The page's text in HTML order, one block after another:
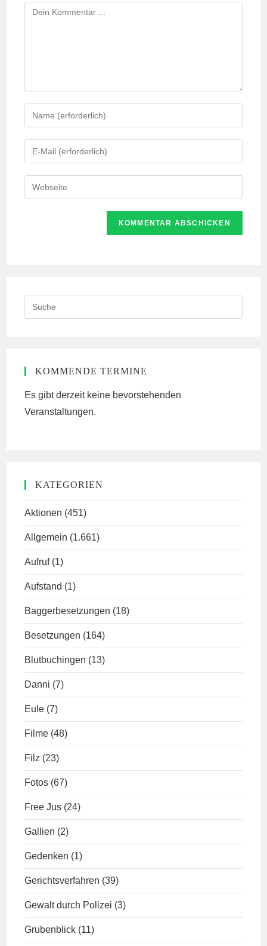
Kommentieren
deinen
Namen
oder
zum
Kommentieren
deine
E-
Mail-
deine
this
KOMMENDE TERMINE
Es gibt derzeit keine bevorstehenden
Veranstaltungen.
KATEGORIEN
Aktionen (451)
Allgemein (1.661)
Aufruf (1)
Aufstand (1)
Baggerbesetzungen (18)
Besetzungen (164)
Blutbuchingen (13)
Danni (7)
Eule (7)
Filme (48)
Filz (23)
Fotos (67)
Free Jus (24)
Gallien (2)
Gedenken (1)
Gerichtsverfahren (39)
Gewalt durch Polizei (3)
Grubenblick (11)